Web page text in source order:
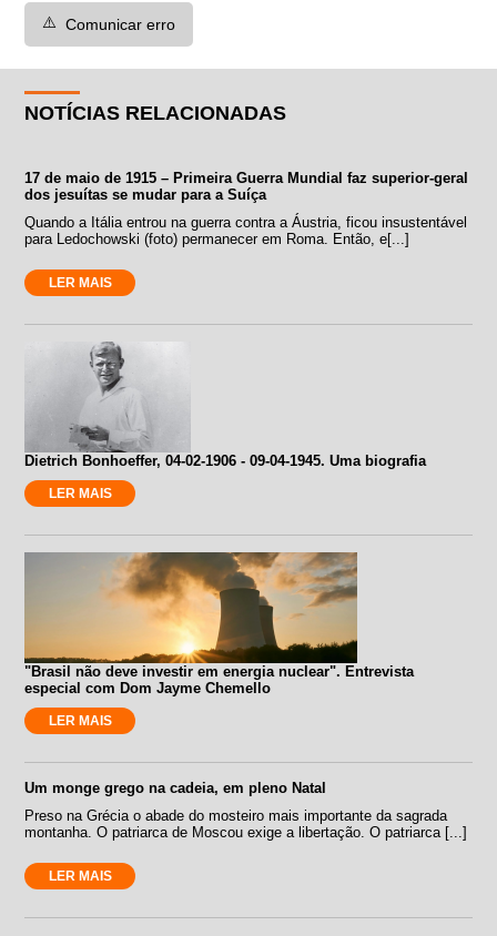
⚠️ Comunicar erro
NOTÍCIAS RELACIONADAS
17 de maio de 1915 – Primeira Guerra Mundial faz superior-geral
dos jesuítas se mudar para a Suíça
Quando a Itália entrou na guerra contra a Áustria, ficou insustentável
para Ledochowski (foto) permanecer em Roma. Então, e[...]
LER MAIS
Dietrich Bonhoeffer, 04-02-1906 - 09-04-1945. Uma biografia
LER MAIS
"Brasil não deve investir em energia nuclear". Entrevista
especial com Dom Jayme Chemello
LER MAIS
Um monge grego na cadeia, em pleno Natal
Preso na Grécia o abade do mosteiro mais importante da sagrada
montanha. O patriarca de Moscou exige a libertação. O patriarca [...]
LER MAIS